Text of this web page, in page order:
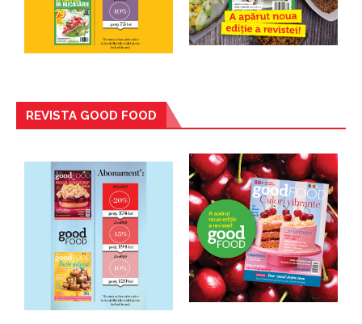
REVISTA GOOD FOOD